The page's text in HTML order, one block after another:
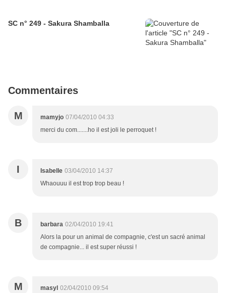
SC n° 249 - Sakura Shamballa
Commentaires
M mamyjo 07/04/2010 04:33
merci du com.......ho il est joli le perroquet !
I Isabelle 03/04/2010 14:37
Whaouuu il est trop trop beau !
B barbara 02/04/2010 19:41
Alors la pour un animal de compagnie, c'est un sacré animal
de compagnie... il est super réussi !
M masyl 02/04/2010 09:54